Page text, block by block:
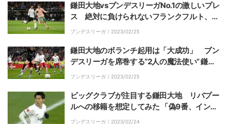
鎌田大地vsブンデスリーガNo.1の激しいプレ
ス 絶対に負けられないフランクフルト、2
年連続CL出場に向けてライプツィヒと重要
ブンデスリーガ｜ 2023/02/25
鎌田大地のボランチ起用は「大成功」 ブン
デスリーガを席巻する“2人の魔法使い” 鎌田
とゲッツェ、共存して生まれる強さとは？
ブンデスリーガ｜ 2023/02/25
ビッグクラブが注目する鎌田大地 リバプー
ルへの移籍を想定してみた 「偽9番、インサ
イドハーフ、アンカー」で起用か？
ブンデスリーガ｜ 2023/02/24